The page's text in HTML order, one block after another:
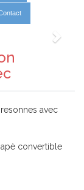
avec
convertible